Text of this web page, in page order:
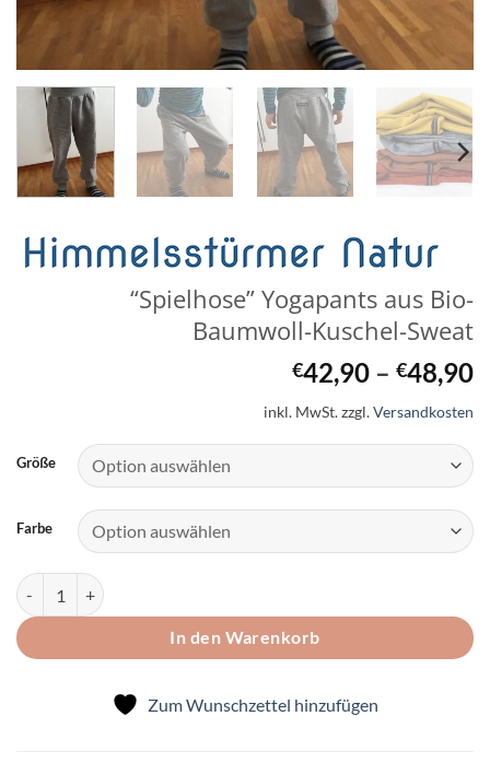
“Spielhose” Yogapants aus Bio-
Baumwoll-Kuschel-Sweat
€42,90 – €48,90
inkl. MwSt.zzgl.Versandkosten
Größe
Farbe
"Spielhose" Yogapants aus Bio-Baumwoll-Kuschel-Sweat Menge
In den Warenkorb
Zum Wunschzettel hinzufügen